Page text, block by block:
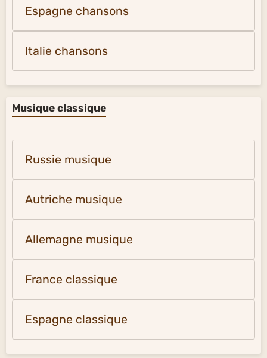
Espagne chansons
Italie chansons
Musique classique
Russie musique
Autriche musique
Allemagne musique
France classique
Espagne classique